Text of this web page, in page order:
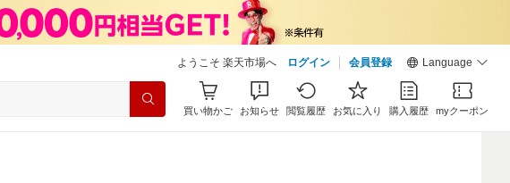
ようこそ 楽天市場へ ログイン 会員登録 Language
買い物かご お知らせ 閲覧履歴 お気に入り 購入履歴 myクーポン